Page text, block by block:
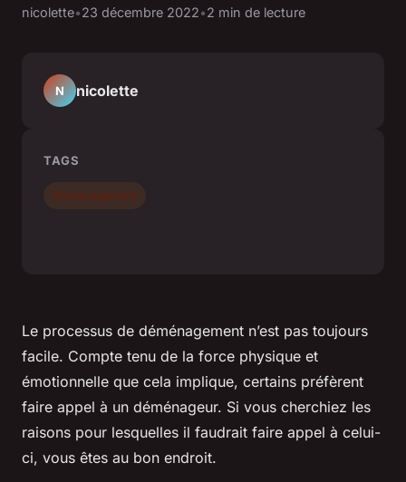
nicolette•23 décembre 2022•2 min de lecture
Le processus de déménagement n’est pas toujours
facile. Compte tenu de la force physique et
émotionnelle que cela implique, certains préfèrent
faire appel à un déménageur. Si vous cherchiez les
raisons pour lesquelles il faudrait faire appel à celui-
ci, vous êtes au bon endroit.
N nicolette
TAGS
Déménagement